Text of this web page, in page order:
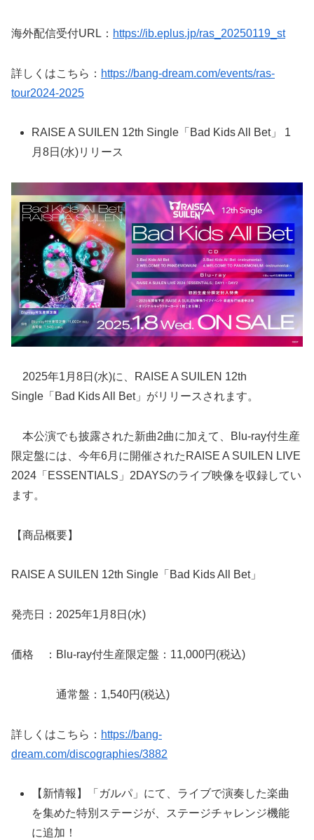
海外配信受付URL： https://ib.eplus.jp/ras_20250119_st
詳しくはこちら： https://bang-dream.com/events/ras-
tour2024-2025
RAISE A SUILEN 12th Single「Bad Kids All Bet」 1
月8日(水)リリース
2025年1月8日(水)に、RAISE A SUILEN 12th
Single「Bad Kids All Bet」がリリースされます。
本公演でも披露された新曲2曲に加えて、Blu-ray付生産
限定盤には、今年6月に開催されたRAISE A SUILEN LIVE
2024「ESSENTIALS」2DAYSのライブ映像を収録してい
ます。
【商品概要】
RAISE A SUILEN 12th Single「Bad Kids All Bet」
発売日：2025年1月8日(水)
価格 ：Blu-ray付生産限定盤：11,000円(税込)
通常盤：1,540円(税込)
詳しくはこちら： https://bang-
dream.com/discographies/3882
【新情報】「ガルパ」にて、ライブで演奏した楽曲
を集めた特別ステージが、ステージチャレンジ機能
に追加！